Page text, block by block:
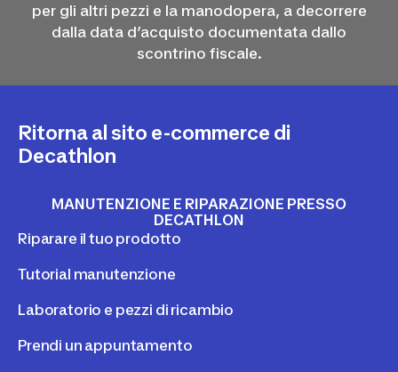
per gli altri pezzi e la manodopera, a decorrere
dalla data d’acquisto documentata dallo
scontrino fiscale.
Ritorna al sito e-commerce di
Decathlon
MANUTENZIONE E RIPARAZIONE PRESSO
DECATHLON
Riparare il tuo prodotto
Tutorial manutenzione
Laboratorio e pezzi di ricambio
Prendi un appuntamento